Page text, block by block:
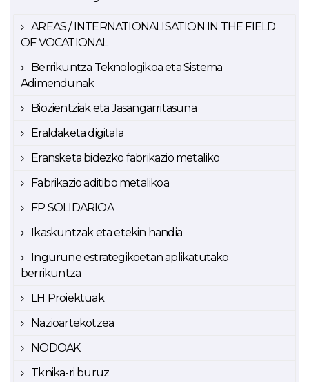
AREAS / INTERNATIONALISATION IN THE FIELD
OF VOCATIONAL
Berrikuntza Teknologikoa eta Sistema
Adimendunak
Biozientziak eta Jasangarritasuna
Eraldaketa digitala
Eransketa bidezko fabrikazio metaliko
Fabrikazio aditibo metalikoa
FP SOLIDARIOA
Ikaskuntzak eta etekin handia
Ingurune estrategikoetan aplikatutako
berrikuntza
LH Proiektuak
Nazioartekotzea
NODOAK
Tknika-ri buruz